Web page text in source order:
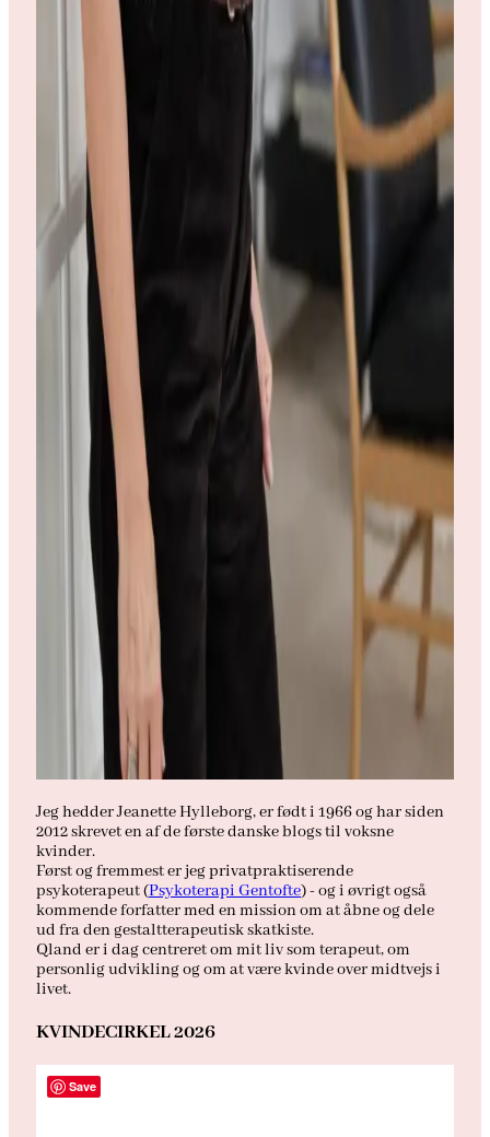
Jeg hedder Jeanette Hylleborg, er født i 1966 og har siden
2012 skrevet en af de første danske blogs til voksne
kvinder.
Først og fremmest er jeg privatpraktiserende
psykoterapeut (Psykoterapi Gentofte) - og i øvrigt også
kommende forfatter med en mission om at åbne og dele
ud fra den gestaltterapeutisk skatkiste.
Qland er i dag centreret om mit liv som terapeut, om
personlig udvikling og om at være kvinde over midtvejs i
livet.
KVINDECIRKEL 2026
Save